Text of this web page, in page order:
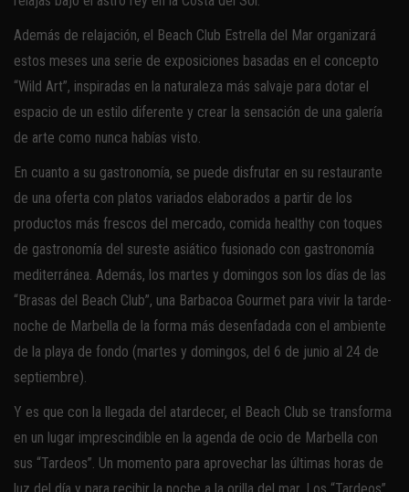
Además de relajación, el Beach Club Estrella del Mar organizará
estos meses una serie de exposiciones basadas en el concepto
“Wild Art”, inspiradas en la naturaleza más salvaje para dotar el
espacio de un estilo diferente y crear la sensación de una galería
de arte como nunca habías visto.
En cuanto a su gastronomía, se puede disfrutar en su restaurante
de una oferta con platos variados elaborados a partir de los
productos más frescos del mercado, comida healthy con toques
de gastronomía del sureste asiático fusionado con gastronomía
mediterránea. Además, los martes y domingos son los días de las
“Brasas del Beach Club”, una Barbacoa Gourmet para vivir la tarde-
noche de Marbella de la forma más desenfadada con el ambiente
de la playa de fondo (martes y domingos, del 6 de junio al 24 de
septiembre).
Y es que con la llegada del atardecer, el Beach Club se transforma
en un lugar imprescindible en la agenda de ocio de Marbella con
sus “Tardeos”. Un momento para aprovechar las últimas horas de